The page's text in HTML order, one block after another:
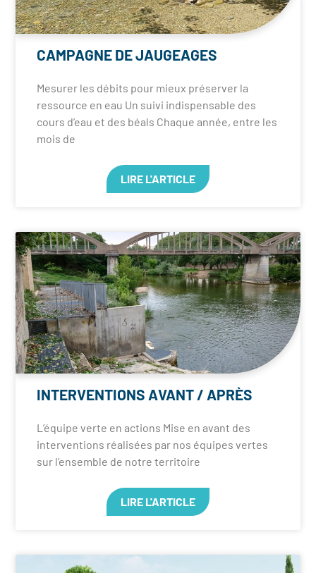
CAMPAGNE DE JAUGEAGES
Mesurer les débits pour mieux préserver la
ressource en eau Un suivi indispensable des
cours d’eau et des béals Chaque année, entre les
mois de
LIRE L'ARTICLE
INTERVENTIONS AVANT / APRÈS
L’équipe verte en actions Mise en avant des
interventions réalisées par nos équipes vertes
sur l’ensemble de notre territoire
LIRE L'ARTICLE